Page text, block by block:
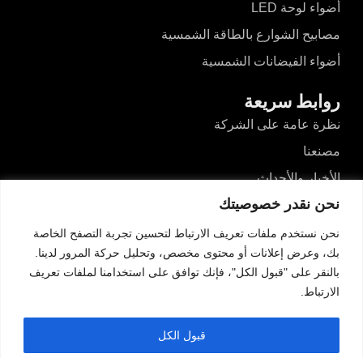
نحن نقدر خصوصيتك
نحن نستخدم ملفات تعريف الارتباط لتحسين تجربة التصفح الخاصة
بك، وعرض إعلانات أو محتوى مخصص، وتحليل حركة المرور لدينا.
بالنقر على "قبول الكل"، فإنك توافق على استخدامنا لملفات تعريف
الارتباط.
قبول الكل
أضواء لوحة LED
مصابيح الشوارع بالطاقة الشمسية
أضواء الفيضانات الشمسية
روابط سريعة
نظرة عامة على الشركة
مصنعنا
الأخبار والأحداث
مقاطع الفيديو
المدونات
اتصل بنا
اتصل بنا
رقم 526، طريق دونغآن الشمالي، هايزهو، غوزين،
تشونغشان، قوانغدونغ، الصين